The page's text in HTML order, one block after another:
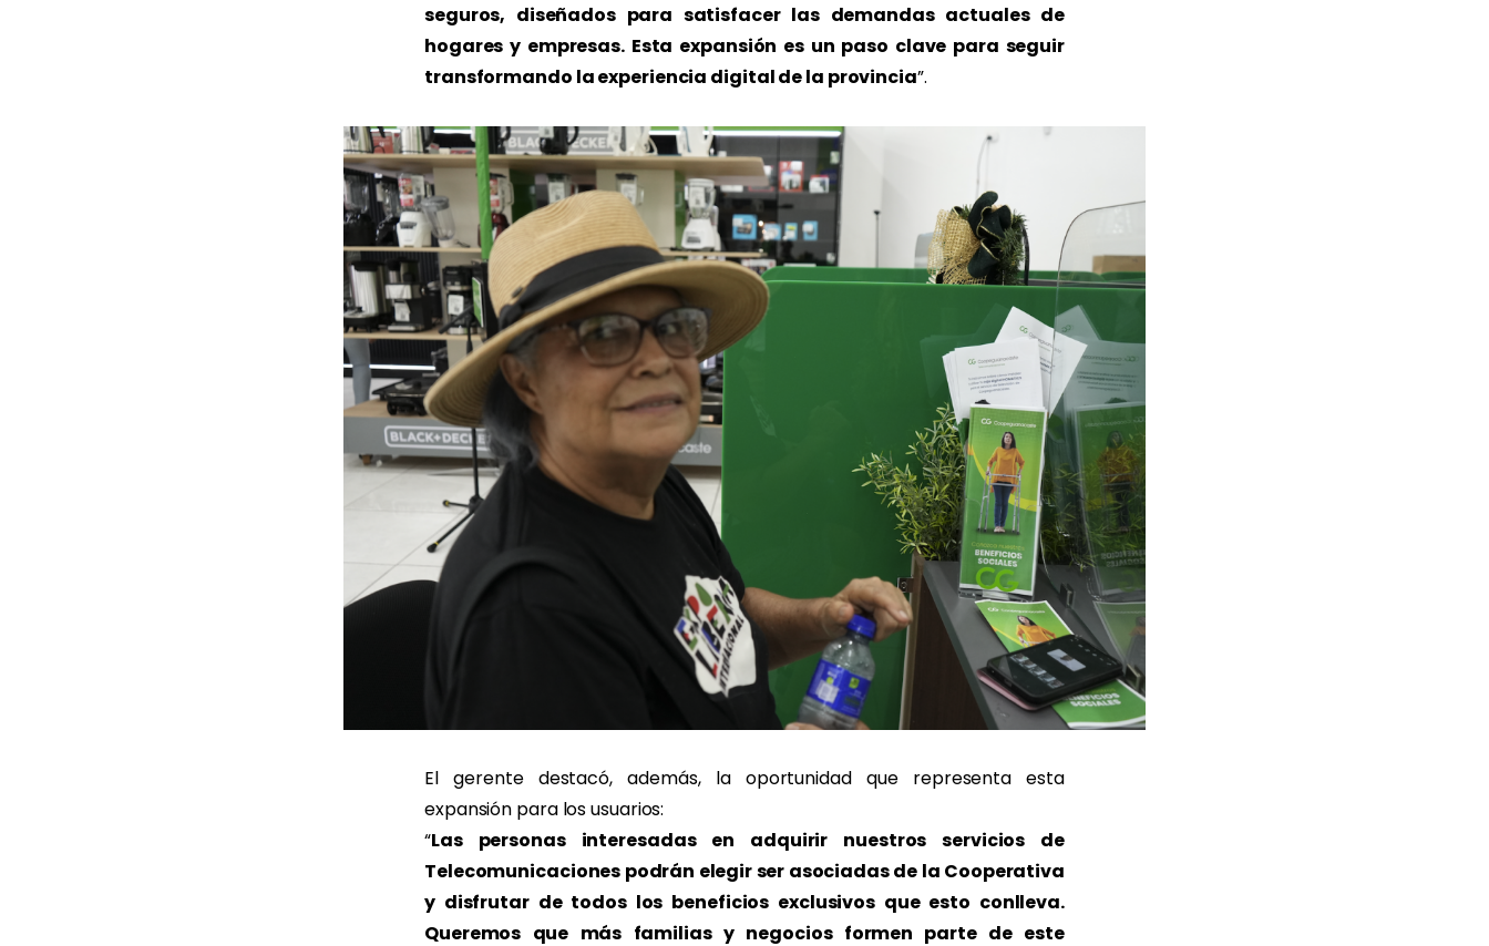
seguros, diseñados para satisfacer las demandas actuales de
hogares y empresas. Esta expansión es un paso clave para seguir
transformando la experiencia digital de la provincia”.
El gerente destacó, además, la oportunidad que representa esta
expansión para los usuarios:
“Las personas interesadas en adquirir nuestros servicios de
Telecomunicaciones podrán elegir ser asociadas de la Cooperativa
y disfrutar de todos los beneficios exclusivos que esto conlleva.
Queremos que más familias y negocios formen parte de este